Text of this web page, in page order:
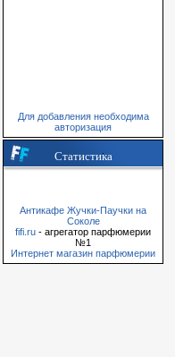
Для добавления необходима
авторизация
Статистика
Антикафе Жучки-Паучки на
Соколе
fifi.ru - агрегатор парфюмерии
№1
Интернет магазин парфюмерии